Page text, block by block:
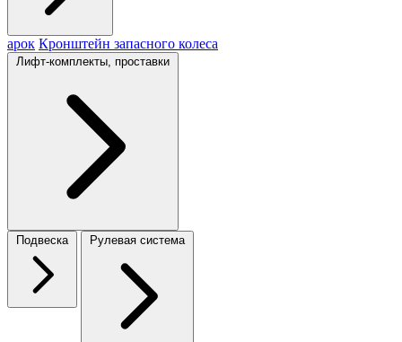
арок Кронштейн запасного колеса
Лифт-комплекты, проставки
Подвеска Рулевая система